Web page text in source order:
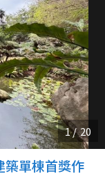
屋限量釋出
屋限量釋出
築單棟首獎作